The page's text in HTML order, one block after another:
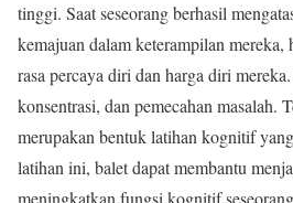
tinggi. Saat seseorang berhasil
kemajuan dalam keterampilan
rasa percaya diri dan harga diri
konsentrasi, dan pemecahan masalah.
merupakan bentuk latihan kognitif
latihan ini, balet dapat membantu